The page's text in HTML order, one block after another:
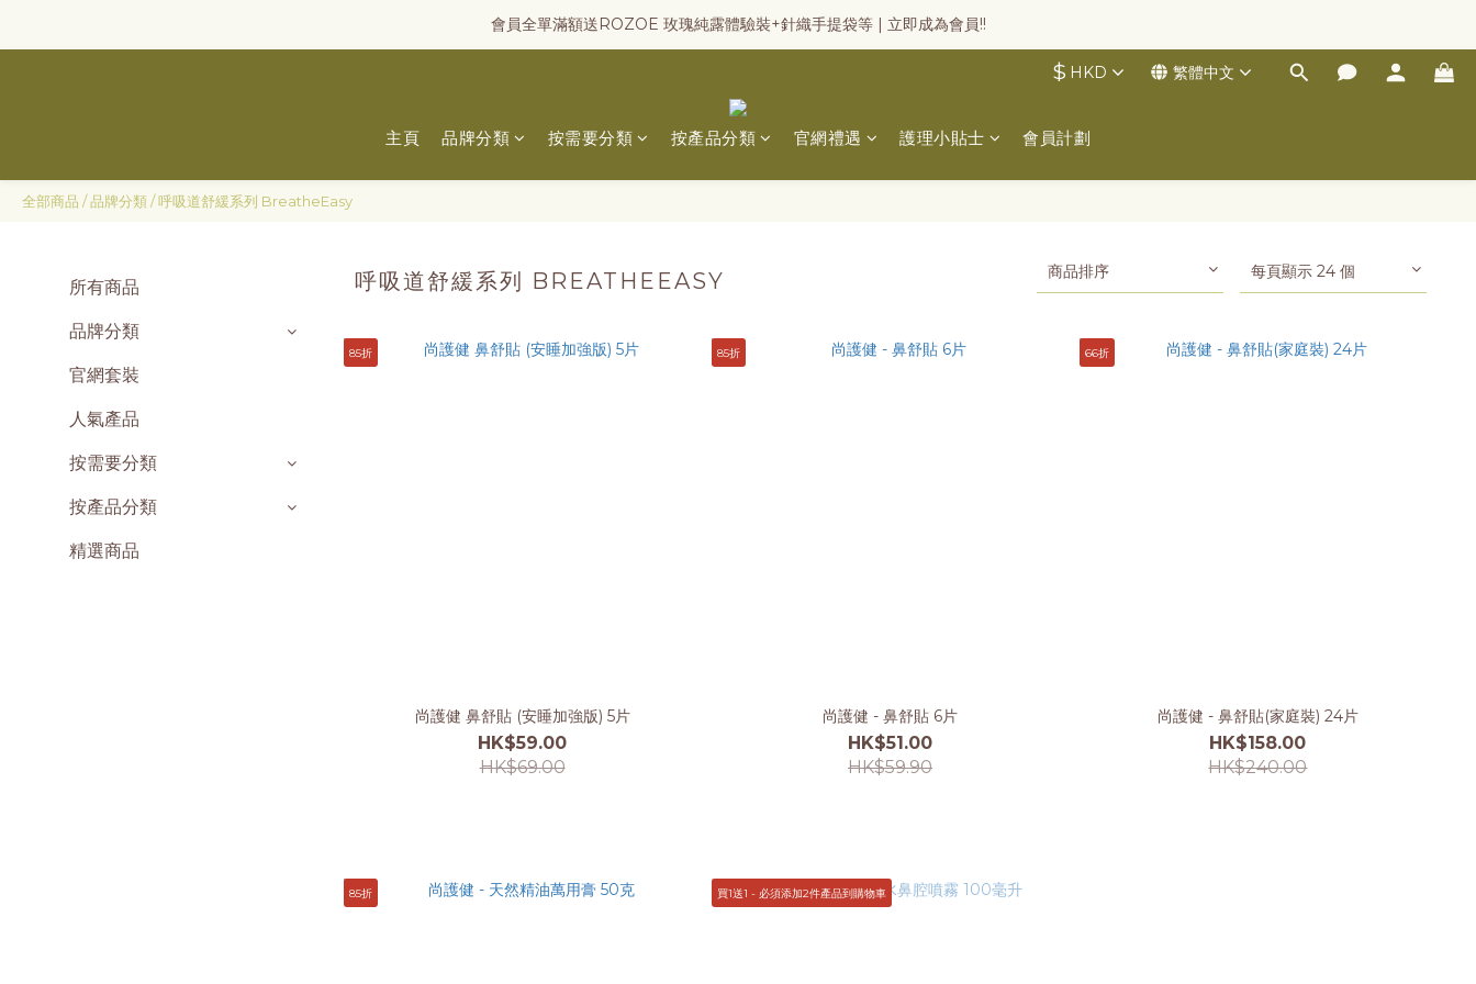
會員全單滿額送ROZOE 玫瑰純露體驗裝+針織手提袋等 | 立即成為會員!!
$ HKD 繁體中文
主頁 品牌分類 按需要分類 按產品分類 官網禮遇 護理小貼士 會員計劃
全部商品 /品牌分類/呼吸道舒緩系列 BreatheEasy
所有商品
品牌分類
官網套裝
人氣產品
按需要分類
按產品分類
精選商品
呼吸道舒緩系列 BREATHEEASY 商品排序 每頁顯示 24 個
85折
尚護健 鼻舒貼 (安睡加強版) 5片
HK$59.00
HK$69.00
85折
尚護健 - 鼻舒貼 6片
HK$51.00
HK$59.90
66折
尚護健 - 鼻舒貼(家庭裝) 24片
HK$158.00
HK$240.00
85折 買1送1 - 必須添加2件產品到購物車